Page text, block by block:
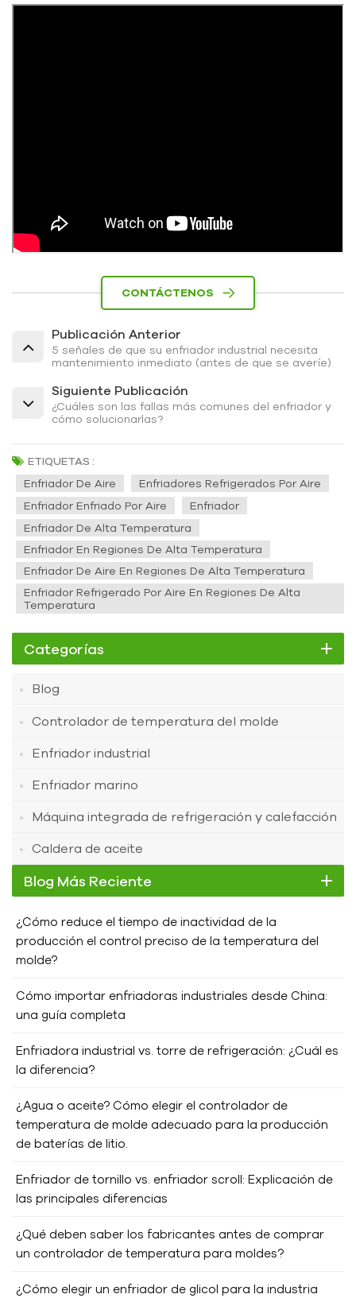
CONTÁCTENOS
Publicación Anterior
5 señales de que su enfriador industrial necesita
mantenimiento inmediato (antes de que se averíe)
Siguiente Publicación
¿Cuáles son las fallas más comunes del enfriador y
cómo solucionarlas?
ETIQUETAS :
Enfriador De Aire
Enfriadores Refrigerados Por Aire
Enfriador Enfriado Por Aire
Enfriador
Enfriador De Alta Temperatura
Enfriador En Regiones De Alta Temperatura
Enfriador De Aire En Regiones De Alta Temperatura
Enfriador Refrigerado Por Aire En Regiones De Alta
Temperatura
Categorías
Blog
Controlador de temperatura del molde
Enfriador industrial
Enfriador marino
Máquina integrada de refrigeración y calefacción
Caldera de aceite
Blog Más Reciente
¿Cómo reduce el tiempo de inactividad de la
producción el control preciso de la temperatura del
molde?
Cómo importar enfriadoras industriales desde China:
una guía completa
Enfriadora industrial vs. torre de refrigeración: ¿Cuál es
la diferencia?
¿Agua o aceite? Cómo elegir el controlador de
temperatura de molde adecuado para la producción
de baterías de litio.
Enfriador de tornillo vs. enfriador scroll: Explicación de
las principales diferencias
¿Qué deben saber los fabricantes antes de comprar
un controlador de temperatura para moldes?
¿Cómo elegir un enfriador de glicol para la industria